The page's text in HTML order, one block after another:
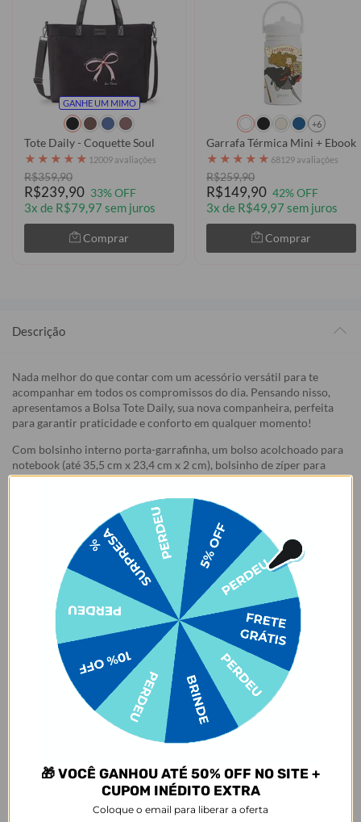
GANHE UM MIMO
Tote Daily - Coquette Soul
★ ★ ★ ★ ★ 12009 avaliações
R$359,90
R$239,90 33% OFF
3x de R$79,97 sem juros
Comprar
+6
Garrafa Térmica Mini +
★ ★ ★ ★ ★ 68129 avaliações
R$259,90
R$149,90 42% OFF
3x de R$49,97 sem juros
Comprar
Descrição
Nada melhor do que contar com um acessório versátil para te
acompanhar em todos os compromissos do dia. Pensando nisso,
apresentamos a Bolsa Tote Daily, sua nova companheira, perfeita
para garantir praticidade e conforto em qualquer momento!
Com bolsinho interno porta-garrafinha, um bolso acolchoado para
notebook (até 35,5 cm x 23,4 cm x 2 cm), bolsinho de zíper para
celular, alças transversais removíveis que oferecem mais
versatilidade e alça carona para segurança extra no carrinho da
mala, ela é simplesmente incrível! 😍
E não para por ai: a variante de cor off white traz um toque
especial com um leve tom de rosa. 🌸🥰✨
1 compartimento principal (abre completamente com 1 puxador de
zíper de metal);
1 bolso interno acolchoado para acomodação de notebook até 35,5
cm x 23,4 cm x 2 cm (
Clique Aqui para ver medidas)
1 bolso de zíper para acomodar pequenos pertences;
1 bolsinho interno para garrafinha.
1 alça transversal removível e ajustável;
Alça carona traseira para fixar ao carrinho.
Forro: 100% poliéster.
Medidas: L: 39 x A: 33 x P: 13,5 cm
Capacidade máxima: 5kg
🎁 VOCÊ GANHOU ATÉ 50% OFF NO SITE +
CUPOM INÉDITO EXTRA
Coloque o email para liberar a oferta